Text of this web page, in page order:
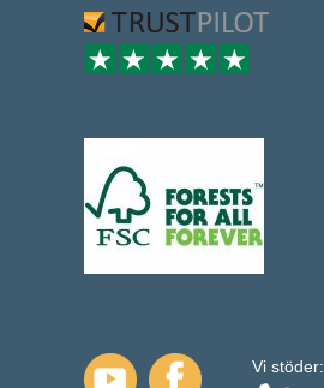
Vi stöder: